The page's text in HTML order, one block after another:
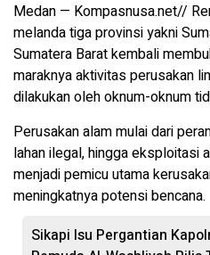
Medan — Kompasnusa.net//
melanda tiga provinsi yakni
Sumatera Barat kembali
maraknya aktivitas perusakan
dilakukan oleh oknum-oknum
Perusakan alam mulai dari
lahan ilegal, hingga eksploitasi
menjadi pemicu utama
meningkatnya potensi bencana.
Sikapi Isu Pergantian